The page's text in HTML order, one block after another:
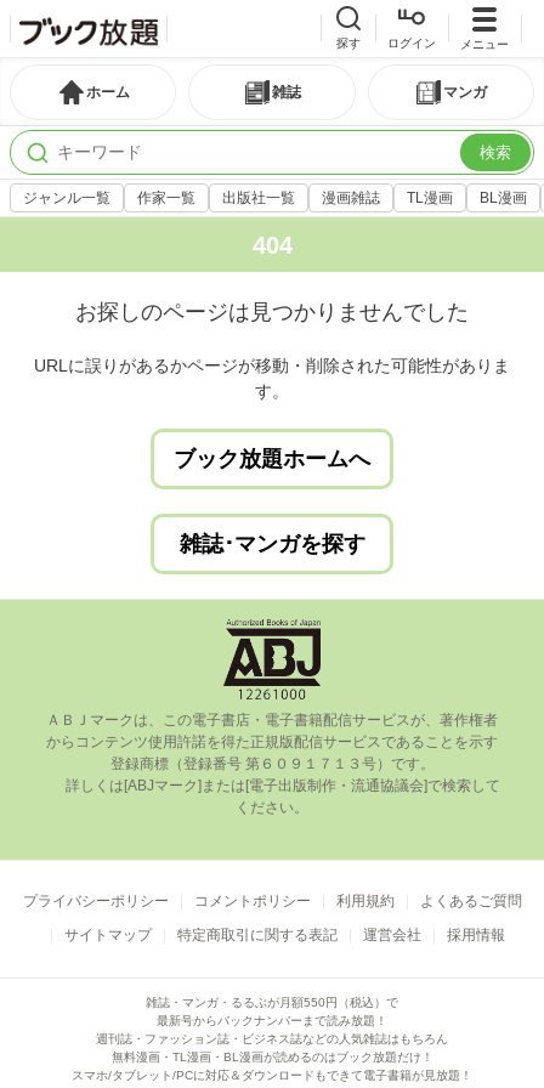
探す ログイン メニュー
ホーム 雑誌 マンガ
検索
ジャンル一覧 作家一覧 出版社一覧 漫画雑誌 TL漫画 BL漫画
404
お探しのページは見つかりませんでした
URLに誤りがあるかページが移動・削除された可能性がありま
す。
ブック放題ホームへ
雑誌･マンガを探す
ＡＢＪマークは、この電⼦書店・電⼦書籍配信サービスが、著作権者
からコンテンツ使⽤許諾を得た正規版配信サービスであることを⽰す
登録商標（登録番号 第６０９１７１３号）です。
ください。
プライバシーポリシー コメントポリシー 利用規約
よくあるご質問
サイトマップ
特定商取引に関する表記 運営会社 採用情報
雑誌・マンガ・るるぶが月額550円（税込）で
最新号からバックナンバーまで読み放題！
週刊誌・ファッション誌・ビジネス誌などの人気雑誌はもちろん
無料漫画・TL漫画・BL漫画が読めるのはブック放題だけ！
スマホ/タブレット/PCに対応＆ダウンロードもできて電子書籍が見放題！